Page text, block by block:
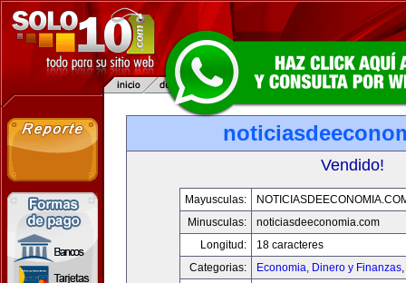
Vendido!
Mayusculas:
Minusculas:
noticiasdeeconomia.com
Longitud:
18 caracteres
Categorias:
Economia, Dinero y Finanzas,